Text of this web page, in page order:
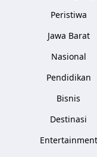
Peristiwa
Jawa Barat
Nasional
Pendidikan
Bisnis
Destinasi
Entertainment